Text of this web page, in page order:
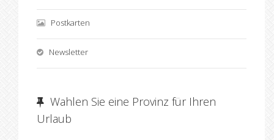
Postkarten
Newsletter
Wahlen Sie eine Provinz für Ihren
Urlaub